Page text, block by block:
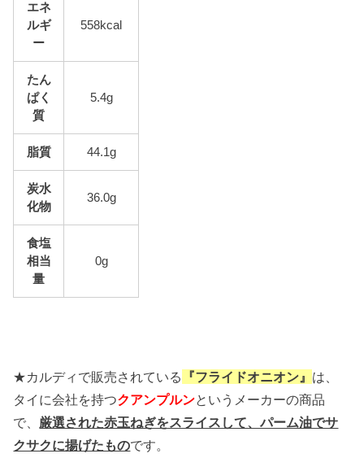
エネ
ルギ
ー
558kcal
たん
ぱく
質
5.4g
脂質 44.1g
炭水
化物
36.0g
食塩
相当
量
0g
★カルディで販売されている 『フライドオニオン』 は、
タイに会社を持つクアンプルンという メーカーの商品
で、 厳選された赤玉ねぎをスライスして、パーム油でサ
クサクに揚げたものです。